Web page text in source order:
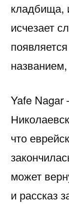
кладбища,
исчезает
Yafe Nagar
что
может
и рассказ